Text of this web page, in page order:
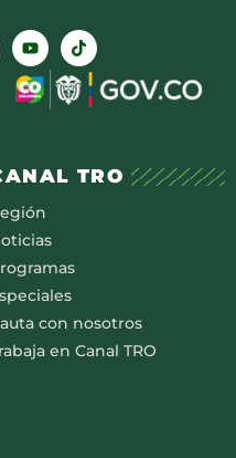
TRO
con nosotros
en Canal TRO